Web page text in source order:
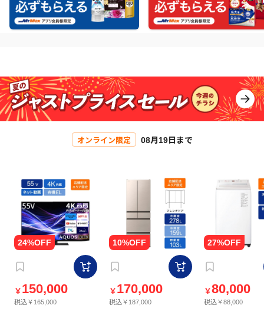
オンライン限定 08月19日まで
￥ 150,000
税込￥165,000
￥ 170,000
税込￥187,000
￥80,000
税込￥88,000